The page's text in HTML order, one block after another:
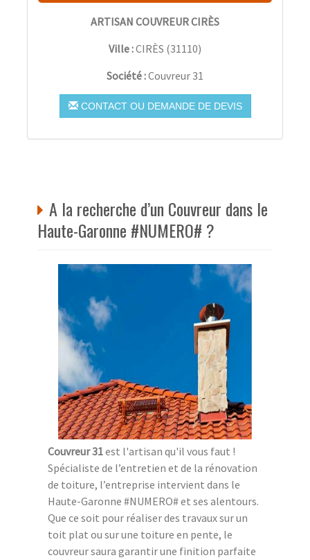
ARTISAN COUVREUR CIRÈS
Ville :CIRÈS (31110)
Société :Couvreur 31
CONTACT OU DEMANDE DE DEVIS
A la recherche d’un Couvreur dans le
Haute-Garonne #NUMERO# ?
Couvreur 31est l'artisan qu'il vous faut !
Spécialiste de l’entretien et de la rénovation
de toiture, l’entreprise intervient dans le
Haute-Garonne #NUMERO# et ses alentours.
Que ce soit pour réaliser des travaux sur un
toit plat ou sur une toiture en pente, le
couvreur saura garantir une finition parfaite